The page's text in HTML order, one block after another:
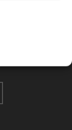
SPECTACLE »